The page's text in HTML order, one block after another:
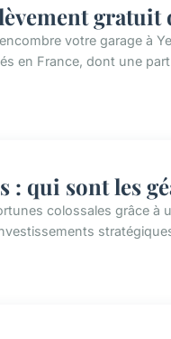
gratuit
votre garage à
en France, dont une
: qui sont les
colossales grâce à